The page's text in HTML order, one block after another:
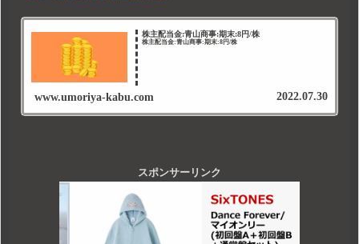
株主配当金:青山商事:期末:8円/株
株主配当金:青山商事:期末:8円/株
www.umoriya-kabu.com 2022.07.30
スポンサーリンク